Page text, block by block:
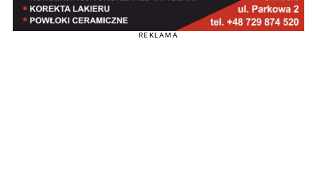
REKLAMA